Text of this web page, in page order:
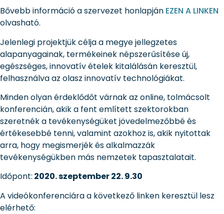
Bővebb információ a szervezet honlapján EZEN A LINKEN
olvasható.
Jelenlegi projektjük célja a megye jellegzetes
alapanyagainak, termékeinek népszerűsítése új,
egészséges, innovatív ételek kitalálásán keresztül,
felhasználva az olasz innovatív technológiákat.
Minden olyan érdeklődőt várnak az online, tolmácsolt
konferencián, akik a fent említett szektorokban
szeretnék a tevékenységüket jövedelmezőbbé és
értékesebbé tenni, valamint azokhoz is, akik nyitottak
arra, hogy megismerjék és alkalmazzák
tevékenységükben más nemzetek tapasztalatait.
Időpont: 2020. szeptember 22. 9.30
A videókonferenciára a következő linken keresztül lesz
elérhető: